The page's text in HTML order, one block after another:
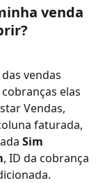
venda
vendas
elas
Vendas,
faturada,
Sim
, ID da cobrança